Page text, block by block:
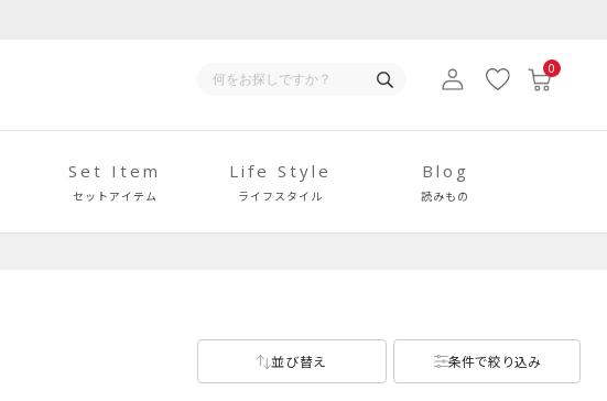
0
Set Item
セットアイテム
Life Style
ライフスタイル
Blog
読みもの
並び替え 条件で絞り込み